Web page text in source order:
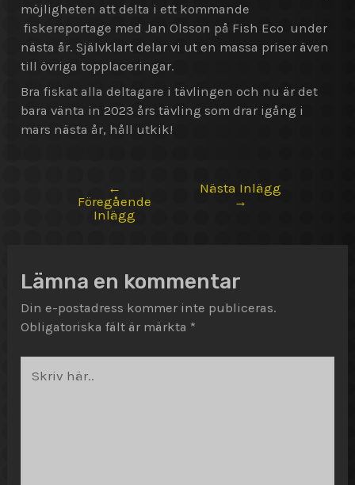
möjligheten att delta i ett kommande
fiskereportage med Jan Olsson på Fish Eco under
nästa år. Självklart delar vi ut en massa priser även
till övriga topplaceringar.
Bra fiskat alla deltagare i tävlingen och nu är det
bara vänta in 2023 års tävling som drar igång i
mars nästa år, håll utkik!
Inläggsnavigering
←
Föregående
Inlägg
Nästa Inlägg
→
Lämna en kommentar
Din e-postadress kommer inte publiceras.
Obligatoriska fält är märkta *
här..